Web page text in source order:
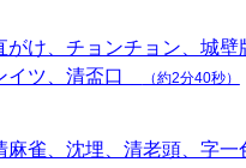
がけ、チョンチョン、城壁
イツ、清盃口
（約2分40秒）
麻雀、沈埋、清老頭、字一